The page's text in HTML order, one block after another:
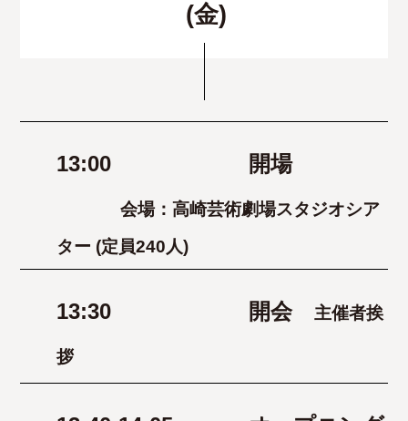
(金)
13:00 開場
会場：高崎芸術劇場スタジオシア
ター (定員240人)
13:30 開会 主催者挨
拶